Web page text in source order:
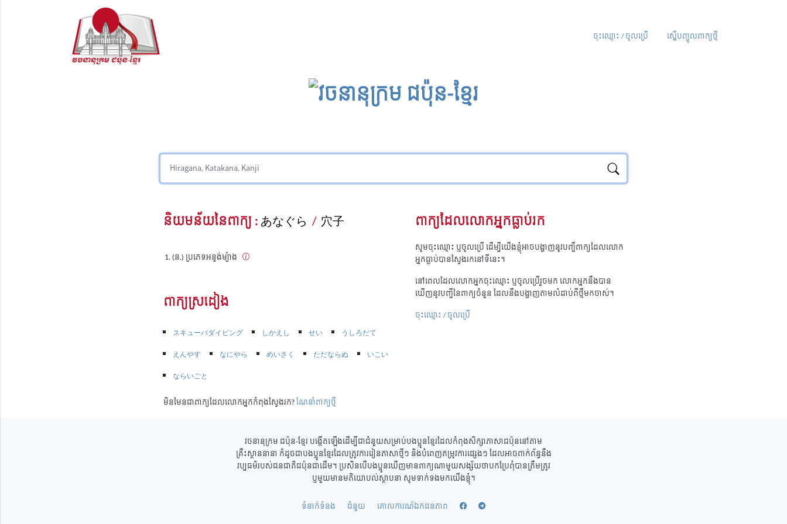
ចុះឈ្មោះ / ចូលប្រើ ស្នើបញ្ចូលពាក្យថ្មី
និយមន័យនៃពាក្យ :あなぐら / 穴子
(ន.) ប្រភេទអន្ទង់ម្យ៉ាង
ពាក្យស្រដៀង
スキューバダイビング しかえし せい
うしろだて
えんやす
なにやら めいさく ただならぬ
いこい
ならいごと
មិនមែនជាពាក្យដែលលោកអ្នកកំពុងស្វែងរក?ណែនាំពាក្យថ្មី
ពាក្យដែលលោកអ្នកធ្លាប់រក
សូមចុះឈ្មោះ ឬចូលប្រើ ដើម្បីយើងខ្ញុំអាចបង្ហាញនូវបញ្ជីពាក្យដែលលោក
អ្នកធ្លាប់បានស្វែងរកនៅទីនេះ។
នៅពេលដែលលោកអ្នកចុះឈ្មោះ ឬចូលប្រើរួចមក លោកអ្នកនឹងបាន
ឃើញនូវបញ្ជីនៃពាក្យចំនួន ដែលនឹងបង្ហាញតាមលំដាប់ពីថ្មីមកចាស់។
ចុះឈ្មោះ / ចូលប្រើ
វចនានុក្រម ជប៉ុន-ខ្មែរ បង្កើតឡើងដើម្បីជាជំនួយសម្រាប់បងប្អូនខ្មែរដែលកំពុងសិក្សាភាសាជប៉ុននៅតាម
គ្រឹះស្ថាននានា ក៏ដូចជាបងប្អូនខ្មែរដែលត្រូវការរៀនភាសាថ្មីៗ និងបំពេញតម្រូវការផ្សេងៗ ដែលអាចពាក់ព័ន្ធនឹង
វប្បធម៌របស់ជនជាតិជប៉ុនជាដើម។ ប្រសិនបើបងប្អូនឃើញមានពាក្យណាមួយសង្ស័យថាបកប្រែពុំបានត្រឹមត្រូវ
ឬមួយមានមតិយោបល់ស្ថាបនា សូមទាក់ទងមកយើងខ្ញុំ។
ទំនាក់ទំនង ជំនួយ គោលការណ៍ឯកជនភាព